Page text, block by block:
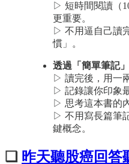
▷ 短時間閱讀（
更重要。
▷ 不用逼自己讀
慣」。
透過「簡單筆記
▷ 讀完後，用一
▷ 記錄讓你印象
▷ 思考這本書的
▷ 不用寫長篇筆
鍵概念。
❏ 昨天聽股癌回答